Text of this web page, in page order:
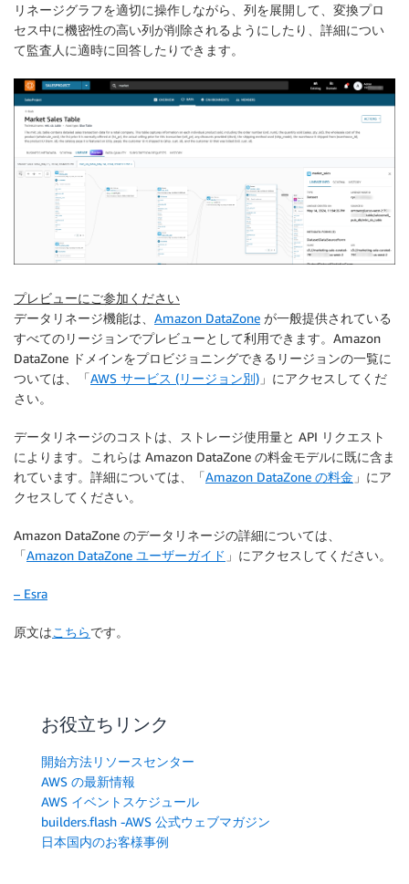
リネージグラフを適切に操作しながら、列を展開して、変換プロ
セス中に機密性の高い列が削除されるようにしたり、詳細につい
て監査人に適時に回答したりできます。
プレビューにご参加ください
データリネージ機能は、 Amazon DataZone が一般提供されている
すべてのリージョンでプレビューとして利用できます。Amazon
DataZone ドメインをプロビジョニングできるリージョンの一覧に
ついては、「AWS サービス (リージョン別) 」にアクセスしてくだ
さい。
データリネージのコストは、ストレージ使用量と API リクエスト
によります。これらは Amazon DataZone の料金モデルに既に含ま
れています。詳細については、「Amazon DataZone の料金 」にア
クセスしてください。
Amazon DataZone のデータリネージの詳細については、
「Amazon DataZone ユーザーガイド 」にアクセスしてください。
– Esra
原文はこちらです。
お役立ちリンク
開始方法リソースセンター
AWS の最新情報
AWS イベントスケジュール
builders.flash -AWS 公式ウェブマガジン
日本国内のお客様事例